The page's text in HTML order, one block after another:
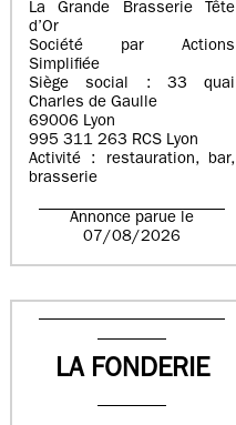
La Grande Brasserie Tête
d’Or
Société par Actions
Simplifiée
Siège social : 33 quai
Charles de Gaulle
69006 Lyon
995 311 263 RCS Lyon
Activité : restauration, bar,
brasserie
Annonce parue le
07/08/2026
LA FONDERIE